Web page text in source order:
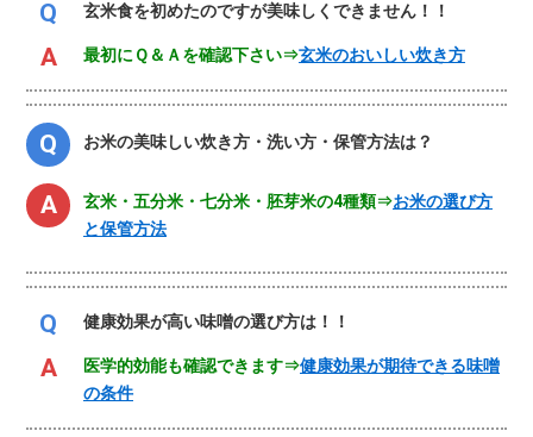
玄米食を初めたのですが美味しくできません！！
最初にＱ＆Ａを確認下さい⇒玄米のおいしい炊き方
お米の美味しい炊き方・洗い方・保管方法は？
玄米・五分米・七分米・胚芽米の4種類⇒お米の選び方
と保管方法
健康効果が高い味噌の選び方は！！
医学的効能も確認できます⇒健康効果が期待できる味噌
の条件